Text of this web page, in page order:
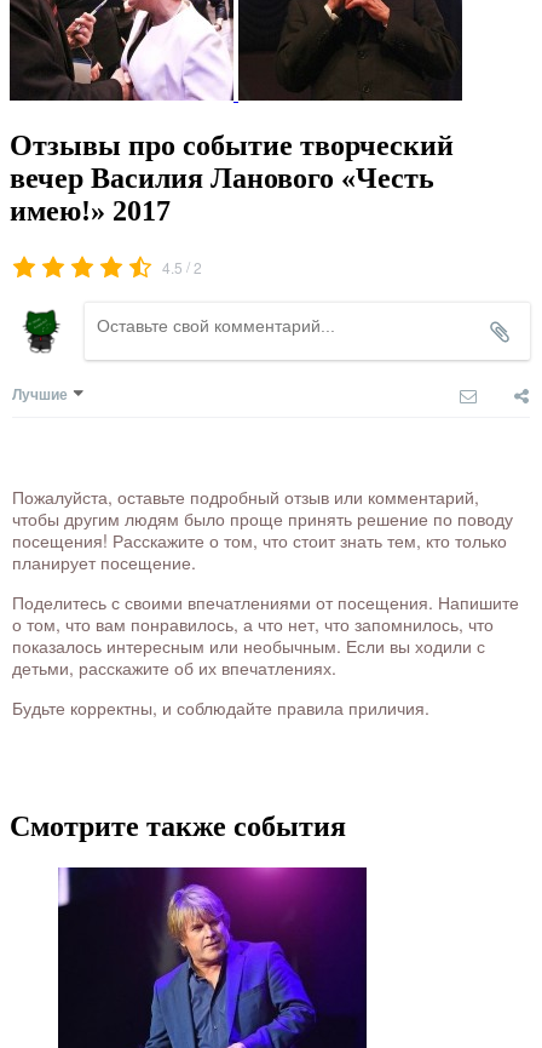
Отзывы про событие творческий
вечер Василия Ланового «Честь
имею!» 2017
4.5 /2
Лучшие
Пожалуйста, оставьте подробный отзыв или комментарий,
чтобы другим людям было проще принять решение по поводу
посещения! Расскажите о том, что стоит знать тем, кто только
планирует посещение.
Поделитесь с своими впечатлениями от посещения. Напишите
о том, что вам понравилось, а что нет, что запомнилось, что
показалось интересным или необычным. Если вы ходили с
детьми, расскажите об их впечатлениях.
Будьте корректны, и соблюдайте правила приличия.
Смотрите также события